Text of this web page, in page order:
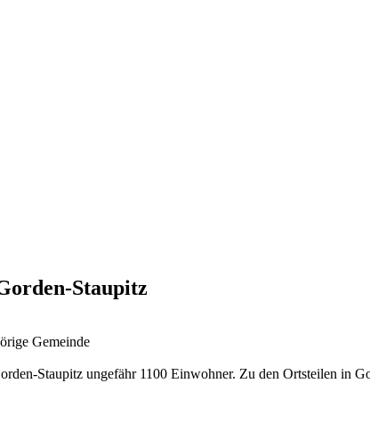
Staupitz
Gemeinde
Staupitz ungefähr 1100 Einwohner. Zu den Ortsteilen in